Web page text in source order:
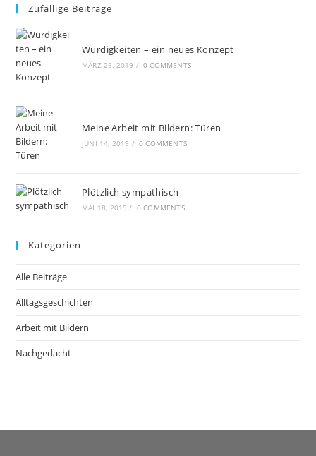
Zufällige Beiträge
Würdigkeiten – ein neues Konzept
MÄRZ 25, 2019 / 0 COMMENTS
Meine Arbeit mit Bildern: Türen
JUNI 14, 2019 / 0 COMMENTS
Plötzlich sympathisch
MAI 18, 2019 / 0 COMMENTS
Kategorien
Alle Beiträge
Alltagsgeschichten
Arbeit mit Bildern
Nachgedacht